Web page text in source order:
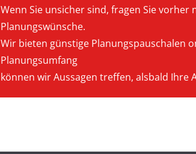
Wenn Sie unsicher sind, fragen Sie vorher
Planungswünsche.
Wir bieten günstige Planungspauschalen
Planungsumfang
können wir Aussagen treffen, alsbald Ihre